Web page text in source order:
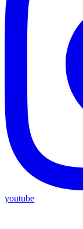
youtube